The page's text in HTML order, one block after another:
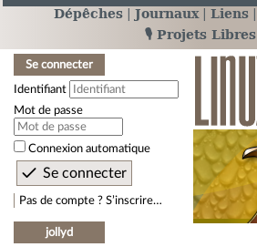
Dépêches Journaux Liens
🎙️ Projets Libres
Se connecter
Identifiant
Mot de passe
Connexion automatique
Pas de compte ? S’inscrire…
jollyd